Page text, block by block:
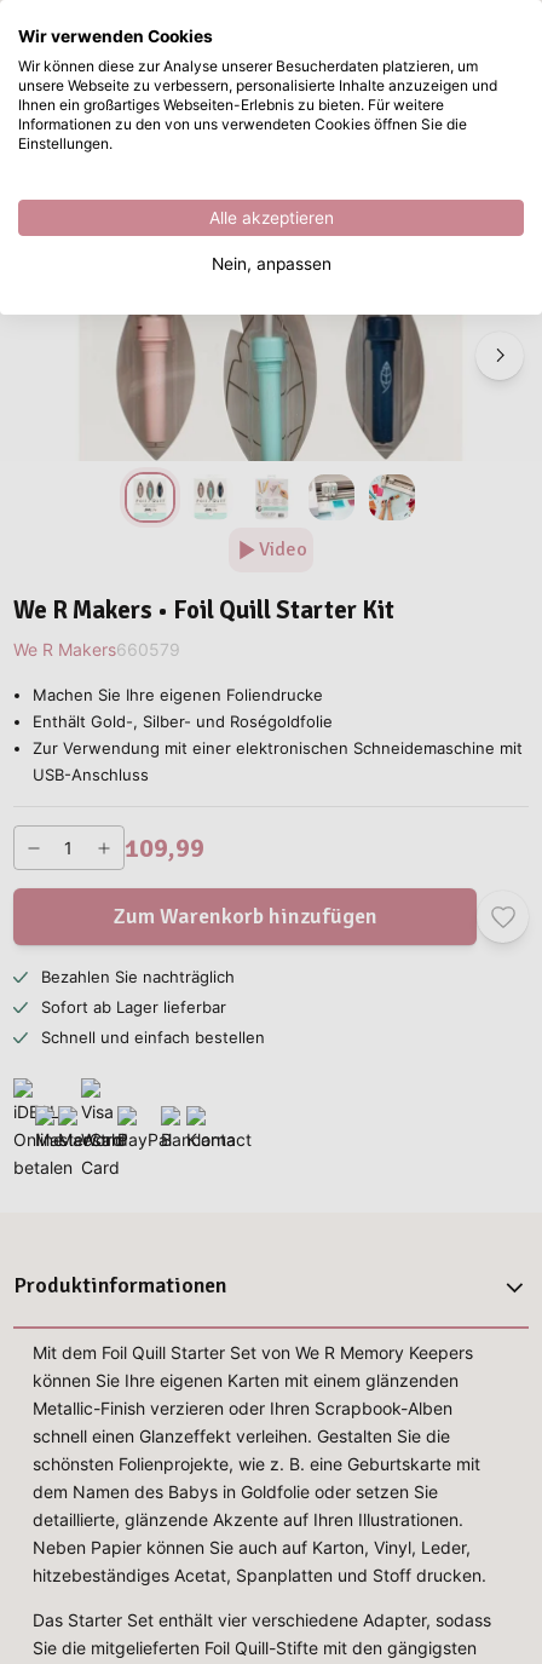
Zum Hauptinhalt springen
Sofort ab Lager lieferbar We R Makers • Foil Quill Starter Kit
/ Quill / We R Makers • Foil Quill Starter Kit
Video
We R Makers • Foil Quill Starter Kit
We R Makers660579
Machen Sie Ihre eigenen Foliendrucke
Enthält Gold-, Silber- und Roségoldfolie
Zur Verwendung mit einer elektronischen Schneidemaschine mit
USB-Anschluss
109,99
Zum Warenkorb hinzufügen
Bezahlen Sie nachträglich
Sofort ab Lager lieferbar
Schnell und einfach bestellen
Produktinformationen
Mit dem Foil Quill Starter Set von We R Memory Keepers
können Sie Ihre eigenen Karten mit einem glänzenden
Metallic-Finish verzieren oder Ihren Scrapbook-Alben
schnell einen Glanzeffekt verleihen. Gestalten Sie die
schönsten Folienprojekte, wie z. B. eine Geburtskarte mit
dem Namen des Babys in Goldfolie oder setzen Sie
detaillierte, glänzende Akzente auf Ihren Illustrationen.
Neben Papier können Sie auch auf Karton, Vinyl, Leder,
hitzebeständiges Acetat, Spanplatten und Stoff drucken.
Das Starter Set enthält vier verschiedene Adapter, sodass
Sie die mitgelieferten Foil Quill-Stifte mit den gängigsten
Wonach suchen Sie?
Wir verwenden Cookies
Wir können diese zur Analyse unserer Besucherdaten platzieren, um
unsere Webseite zu verbessern, personalisierte Inhalte anzuzeigen und
Ihnen ein großartiges Webseiten-Erlebnis zu bieten. Für weitere
Informationen zu den von uns verwendeten Cookies öffnen Sie die
Einstellungen.
Alle akzeptieren
Nein, anpassen